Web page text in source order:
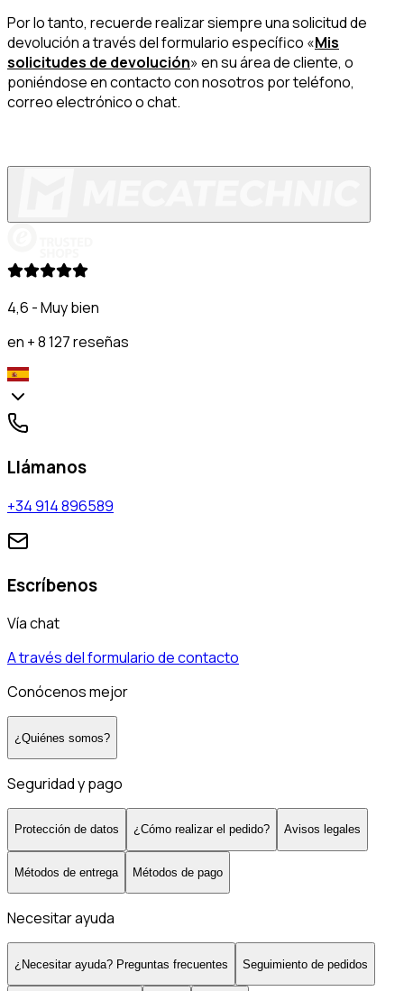
Por lo tanto, recuerde realizar siempre una solicitud de
devolución a través del formulario específico «Mis
solicitudes de devolución» en su área de cliente, o
poniéndose en contacto con nosotros por teléfono,
correo electrónico o chat.
4,6 - Muy bien
en + 8 127 reseñas
Llámanos
+34 914 896589
Escríbenos
Vía chat
A través del formulario de contacto
Conócenos mejor
¿Quiénes somos?
Seguridad y pago
Protección de datos ¿Cómo realizar el pedido? Avisos legales
Métodos de entrega Métodos de pago
Necesitar ayuda
¿Necesitar ayuda? Preguntas frecuentes Seguimiento de pedidos